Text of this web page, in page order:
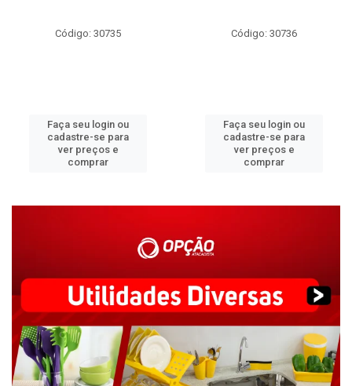
Código: 30735
Faça seu login ou
cadastre-se para
ver preços e
comprar
Código: 30736
Faça seu login ou
cadastre-se para
ver preços e
comprar